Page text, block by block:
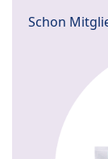
Schon